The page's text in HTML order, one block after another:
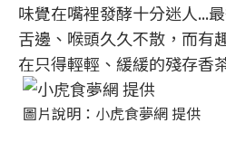
味覺在嘴裡發酵十分迷人...
舌邊、喉頭久久不散，而有
在只得輕輕、緩緩的殘存香
圖片說明：小虎食夢網 提供